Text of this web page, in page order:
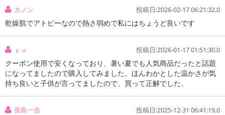
必ずご確認ください。
【キャンセルについて】
記載されている内容を必ずご確認いただき、お届けする商品セット
にご納得いただきましたうえでお申し込みください。
※パッケージ変更や商品リニューアル(成分など含む)等により、参考
の掲載画像や画像内のバーコードなど、お届け商品と多少異なる場
合がございます。
また、[新たな加工食品の原料原産地表示制度]の経過措置期間の終
カノン 投稿日:2026-02-17 06:21:32.0
乾燥肌でアトピーなので熱さ弱めで私にはちょうど良いです
ｙｕ 投稿日:2026-01-17 01:51:30.0
クーポン使用で安くなっており、暑い夏でも人気商品だったと話題
になってましたので購入してみました。ほんわかとした温かさが気
持ち良いと子供が言ってましたので、買って正解でした。
長島一浩 投稿日:2025-12-31 06:41:19.0